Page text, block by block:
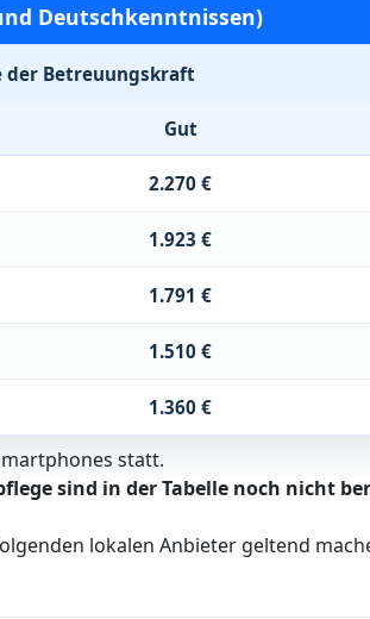
Deutschkenntnissen)
der Betreuungskraft
Gut
2.270 €
1.923 €
1.791 €
1.510 €
1.360 €
statt.
sind in der Tabelle noch nicht
lokalen Anbieter geltend